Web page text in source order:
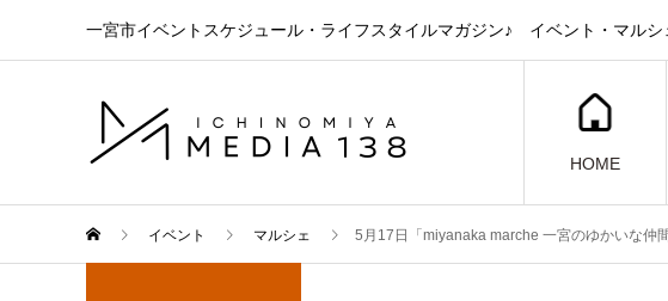
一宮市イベントスケジュール・ライフスタイルマガジン♪ イベント・マルシ
HOME
イベント マルシェ 5月17日「miyanaka marche 一宮のゆかいな仲